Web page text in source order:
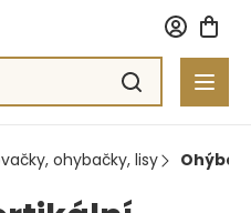
ohybačky, lisy